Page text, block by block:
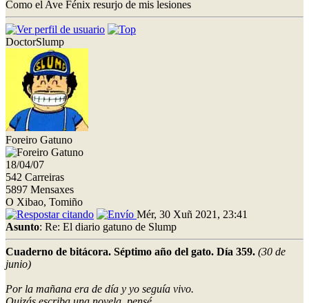
Como el Ave Fénix resurjo de mis lesiones
DoctorSlump
Foreiro Gatuno
18/04/07
542 Carreiras
5897 Mensaxes
O Xibao, Tomiño
Mér, 30 Xuñ 2021, 23:41
Asunto: Re: El diario gatuno de Slump
Cuaderno de bitácora. Séptimo año del gato. Día 359. (30 de
junio)
Por la mañana era de día y yo seguía vivo.